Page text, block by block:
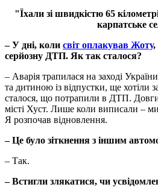
"Їхали зі швидкістю 65
карпатське
– У дні, коли світ оплакував Жоту,
серйозну ДТП. Як так сталося?
– Аварія трапилася на заході
та дитиною із відпустки, ще хотіли
сталося, що потрапили в ДТП.
місті Хуст. Лише коли виписали –
Я розпочав відновлення.
– Це було зіткнення з іншим
– Так.
– Встигли злякатися, чи